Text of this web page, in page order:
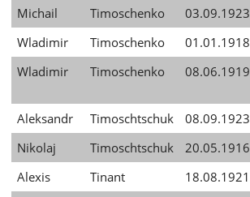
Michail Timoschenko 03.09.1923
Wladimir
Timoschenko
01.01.1918
Wladimir
Timoschenko 08.06.1919
Aleksandr Timoschtschuk 08.09.1923
Nikolaj
Timoschtschuk
20.05.1916
Alexis
Tinant 18.08.1921